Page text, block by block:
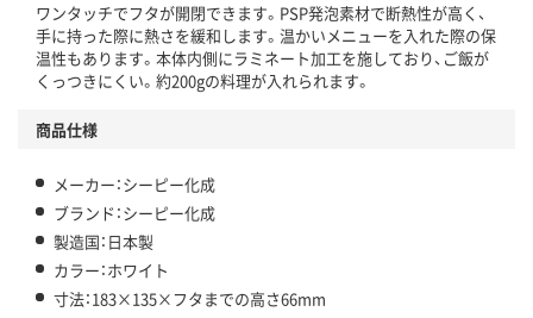
ワンタッチでフタが開閉できます。PSP発泡素材で断熱性が高く、
手に持った際に熱さを緩和します。温かいメニューを入れた際の保
温性もあります。本体内側にラミネート加工を施しており、ご飯が
くっつきにくい。約200gの料理が入れられます。
商品仕様
メーカー：シーピー化成
ブランド：シーピー化成
製造国：日本製
カラー：ホワイト
寸法：183×135×フタまでの高さ66mm